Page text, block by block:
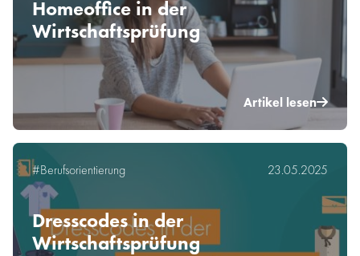
Homeoffice in der
Wirtschaftsprüfung
Artikel lesen
#Berufsorientierung 23.05.2025
Dresscodes in der
Wirtschaftsprüfung